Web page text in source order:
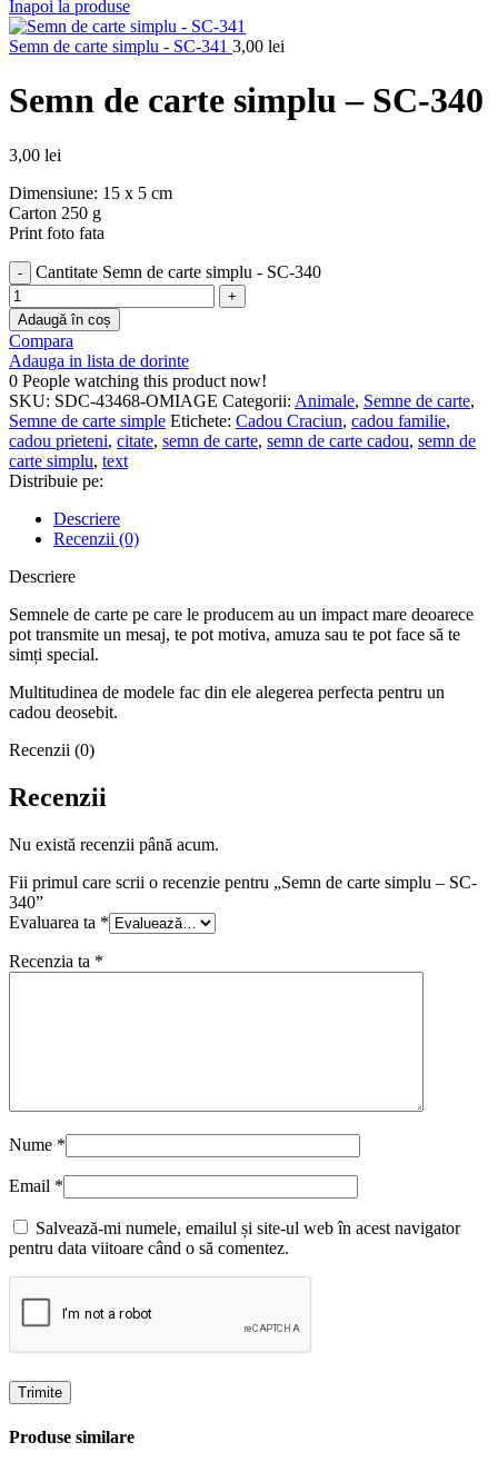
Inapoi la produse
Semn de carte simplu - SC-341 3,00 lei
Semn de carte simplu – SC-340
3,00 lei
Dimensiune: 15 x 5 cm
Carton 250 g
Print foto fata
Cantitate Semn de carte simplu - SC-340
Adaugă în coș
Compara
Adauga in lista de dorinte
0 People watching this product now!
SKU: SDC-43468-OMIAGE Categorii: Animale, Semne de carte,
Semne de carte simple Etichete: Cadou Craciun, cadou familie,
cadou prieteni, citate, semn de carte, semn de carte cadou, semn de
carte simplu, text
Distribuie pe:
Descriere
Recenzii (0)
Descriere
Semnele de carte pe care le producem au un impact mare deoarece
pot transmite un mesaj, te pot motiva, amuza sau te pot face să te
simți special.
Multitudinea de modele fac din ele alegerea perfecta pentru un
cadou deosebit.
Recenzii (0)
Recenzii
Nu există recenzii până acum.
Fii primul care scrii o recenzie pentru „Semn de carte simplu – SC-
340”
Evaluarea ta *
Recenzia ta *
Nume *
Email *
Salvează-mi numele, emailul și site-ul web în acest navigator
pentru data viitoare când o să comentez.
Produse similare